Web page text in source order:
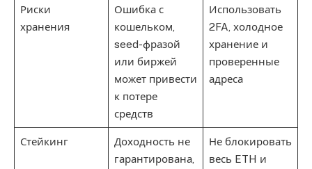
Риски
хранения
Ошибка с
кошельком,
seed-фразой
или биржей
может привести
к потере
средств
Использовать
2FA, холодное
хранение и
проверенные
адреса
Стейкинг
Доходность не
гарантирована,
Не блокировать
весь ETH и